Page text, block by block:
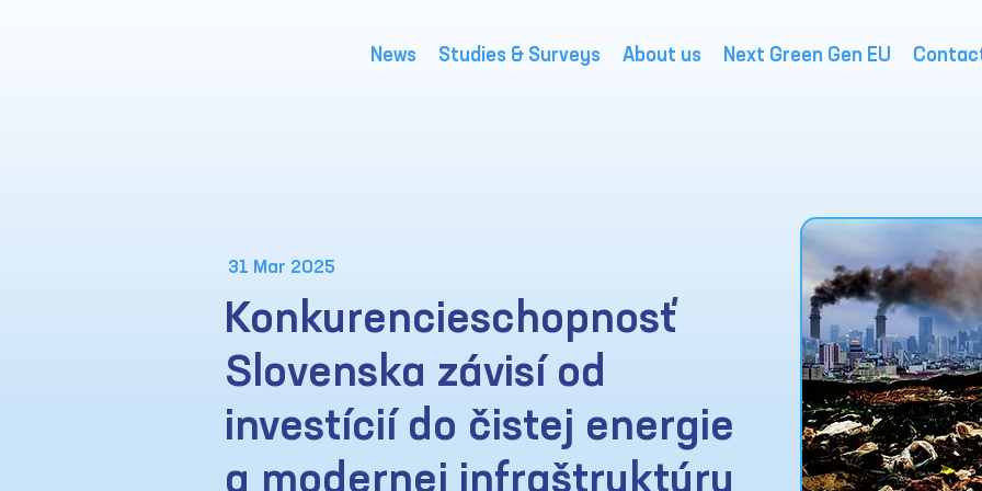
News Studies & Surveys About us Next Green Gen EU
31 Mar 2025
Konkurencieschopnosť
Slovenska závisí od
investícií do čistej energie
a modernej infraštruktúry